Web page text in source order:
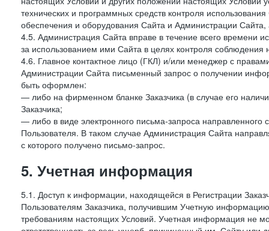
технических и программных средств контроля
обеспечения и оборудования Сайта и Администрации
4.5. Администрация Сайта вправе в течение всего времени
за использованием ими Сайта в целях контроля
4.6. Главное контактное лицо (ГКЛ) и/или менеджер с
Администрации Сайта письменный запрос о получении
быть оформлен:
— либо на фирменном бланке Заказчика (в случае его
Заказчика;
— либо в виде электронного письма-запроса направленного
Пользователя. В таком случае Администрация Сайта
с которого получено письмо-запрос.
5. Учетная информация
5.1. Доступ к информации, находящейся в Регистрации
Пользователям Заказчика, получившим Учетную
требованиям настоящих Условий. Учетная информация не